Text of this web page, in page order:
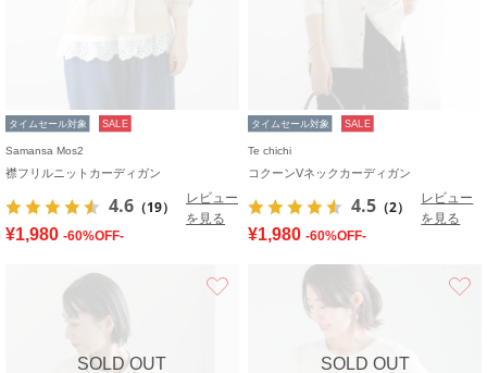
タイムセール対象 SALE
Samansa Mos2
襟フリルニットカーディガン
4.6 （19）
レビュー
を見る
¥1,980 -60%OFF-
タイムセール対象 SALE
Te chichi
コクーンVネックカーディガン
4.5 （2）
レビュー
を見る
¥1,980 -60%OFF-
SOLD OUT SOLD OUT